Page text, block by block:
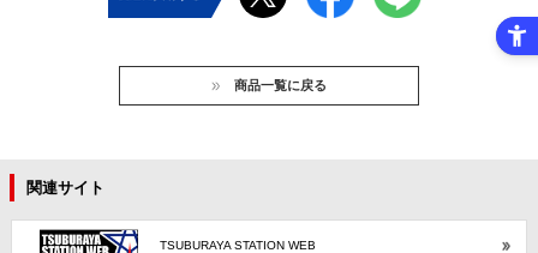
商品一覧に戻る
関連サイト
TSUBURAYA STATION WEB